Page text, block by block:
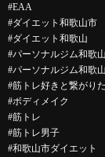
#EAA
#ダイエット和歌山市
#ダイエット和歌山
#パーソナルジム和歌
#パーソナルジム和歌山
#筋トレ好きと繋がり
#ボディメイク
#筋トレ
#筋トレ男子
#和歌山市ダイエット